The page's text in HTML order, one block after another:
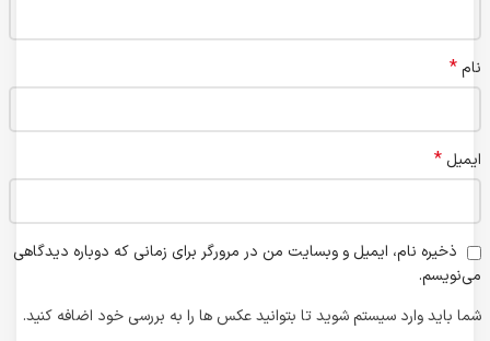
نام*
ایمیل *
ذخیره نام، ایمیل و وبسایت من در مرورگر برای زمانی که دوباره دیدگاهی
می‌نویسم.
شما باید وارد سیستم شوید تا بتوانید عکس ها را به بررسی خود اضافه کنید.